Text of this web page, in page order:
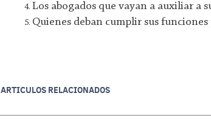
Los abogados que vayan a auxiliar a
Quienes deban cumplir sus
ARTICULOS RELACIONADOS